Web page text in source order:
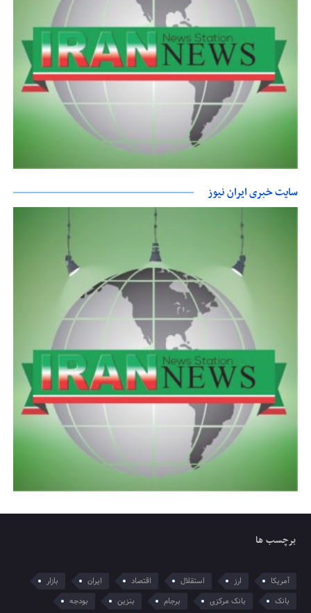
سایت خبری ایران نیوز
برچسب ها
آمریکا ارز استقلال اقتصاد ایران
بازار
بانک
بانک مرکزی برجام بنزین بودجه